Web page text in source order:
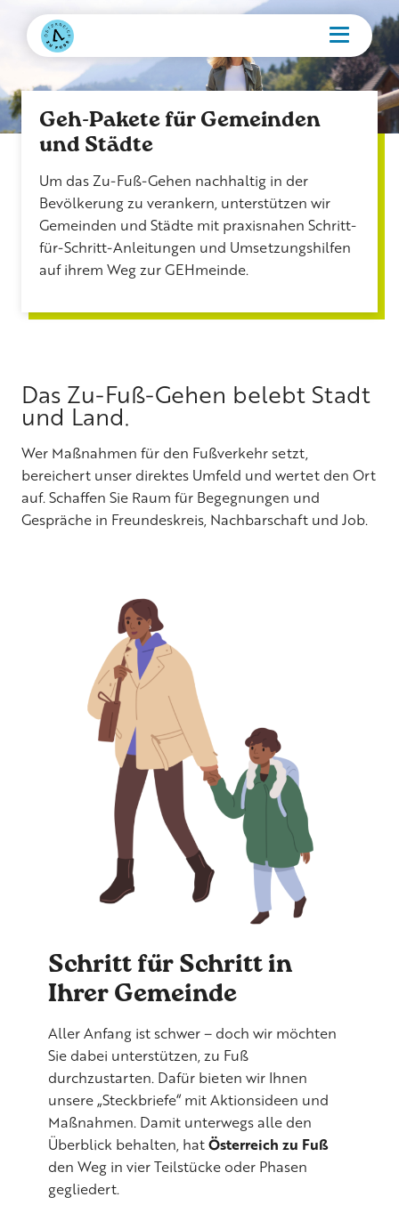
Geh-Pakete für Gemeinden
und Städte
Um das Zu-Fuß-Gehen nachhaltig in der
Bevölkerung zu verankern, unterstützen wir
Gemeinden und Städte mit praxisnahen Schritt-
für-Schritt-Anleitungen und Umsetzungshilfen
auf ihrem Weg zur GEHmeinde.
Das Zu-Fuß-Gehen belebt Stadt
und Land.
Wer Maßnahmen für den Fußverkehr setzt,
bereichert unser direktes Umfeld und wertet den Ort
auf. Schaffen Sie Raum für Begegnungen und
Gespräche in Freundeskreis, Nachbarschaft und Job.
Schritt für Schritt in
Ihrer Gemeinde
Aller Anfang ist schwer – doch wir möchten
Sie dabei unterstützen, zu Fuß
durchzustarten. Dafür bieten wir Ihnen
unsere „Steckbriefe“ mit Aktionsideen und
Maßnahmen. Damit unterwegs alle den
Überblick behalten, hatÖsterreich zu Fuß
den Weg in vier Teilstücke oder Phasen
gegliedert.